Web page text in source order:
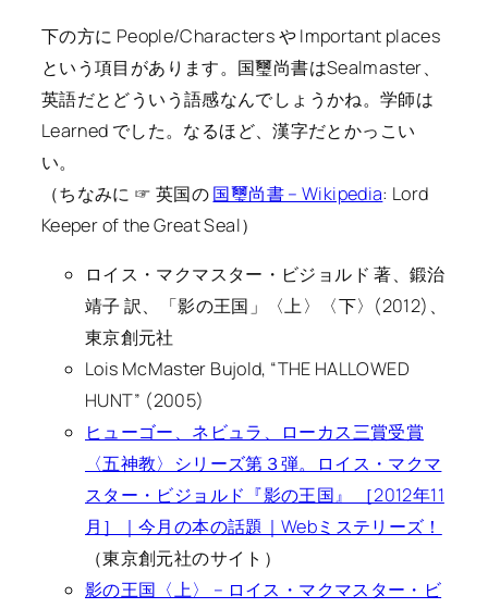
下の方に People/Characters や Important places
という項目があります。国璽尚書はSealmaster、
英語だとどういう語感なんでしょうかね。学師は
Learned でした。なるほど、漢字だとかっこい
い。
（ちなみに ☞ 英国の国璽尚書 – Wikipedia: Lord
Keeper of the Great Seal）
ロイス・マクマスター・ビジョルド 著、鍛治
靖子 訳、「影の王国」〈上〉〈下〉(2012)、
東京創元社
Lois McMaster Bujold, “THE HALLOWED
HUNT” (2005)
ヒューゴー、ネビュラ、ローカス三賞受賞
〈五神教〉シリーズ第３弾。ロイス・マクマ
スター・ビジョルド『影の王国』 ［2012年11
月］｜今月の本の話題｜Webミステリーズ！
（東京創元社のサイト）
影の王国〈上〉 – ロイス・マクマスター・ビ